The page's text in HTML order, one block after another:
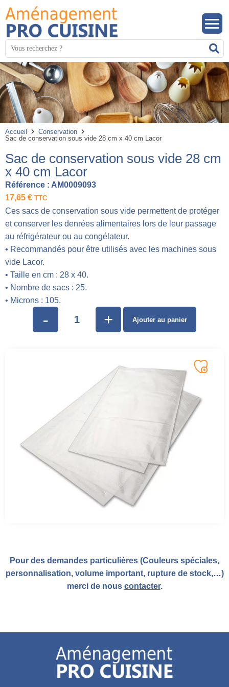
Mots
clés
:
Accueil
Conservation
Sac de conservation sous vide 28 cm x 40 cm Lacor
Sac de conservation sous vide 28 cm
x 40 cm Lacor
Référence : AM0009093
17,65 € TTC
Ces sacs de conservation sous vide permettent de protéger
et conserver les denrées alimentaires lors de leur passage
au réfrigérateur ou au congélateur.
• Recommandés pour être utilisés avec les machines sous
vide Lacor.
• Taille en cm : 28 x 40.
• Nombre de sacs : 25.
• Microns : 105.
- + Ajouter au panier
Pour des demandes particulières (Couleurs spéciales,
personnalisation, volume important, rupture de stock,…)
merci de nous contacter.
Panneau de gestion des cookies